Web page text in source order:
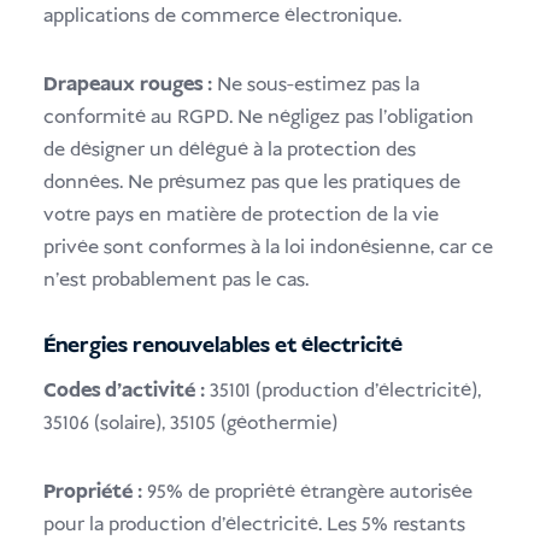
applications de commerce électronique.
Drapeaux rouges : Ne sous-estimez pas la
conformité au RGPD. Ne négligez pas l'obligation
de désigner un délégué à la protection des
données. Ne présumez pas que les pratiques de
votre pays en matière de protection de la vie
privée sont conformes à la loi indonésienne, car ce
n'est probablement pas le cas.
Énergies renouvelables et électricité
Codes d'activité :35101 (production d'électricité),
35106 (solaire), 35105 (géothermie)
Propriété :95% de propriété étrangère autorisée
pour la production d'électricité. Les 5% restants